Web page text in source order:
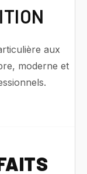
aux
moderne et